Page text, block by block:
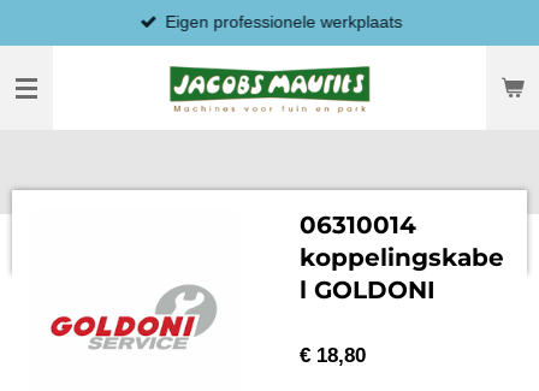
direct
naar
hoofdinhoud
Eigen professionele werkplaats
06310014
koppelingskabe
l GOLDONI
€ 18,80